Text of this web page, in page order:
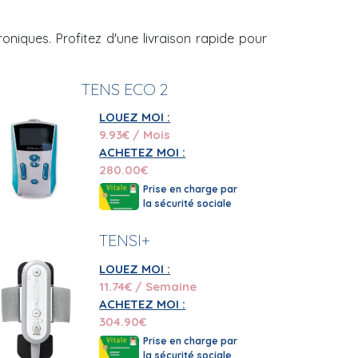
TENS est faite pour vous.
dédiés (à la rééducation périnéale par
vous aide à maîtriser les coûts sans
par la Sécurité sociale et/ou les
médecin, vous pourrez choisir entre
à leurs patients. Si vous le souhaitez,
être
Profitez d'une livraison rapide pour
TENS ECO 2
LOUEZ MOI :
9.93€ / Mois
ACHETEZ MOI :
280.00€
Prise en charge par
la sécurité sociale
TENSI+
LOUEZ MOI :
11.74€ / Semaine
ACHETEZ MOI :
304.90€
Prise en charge par
la sécurité sociale